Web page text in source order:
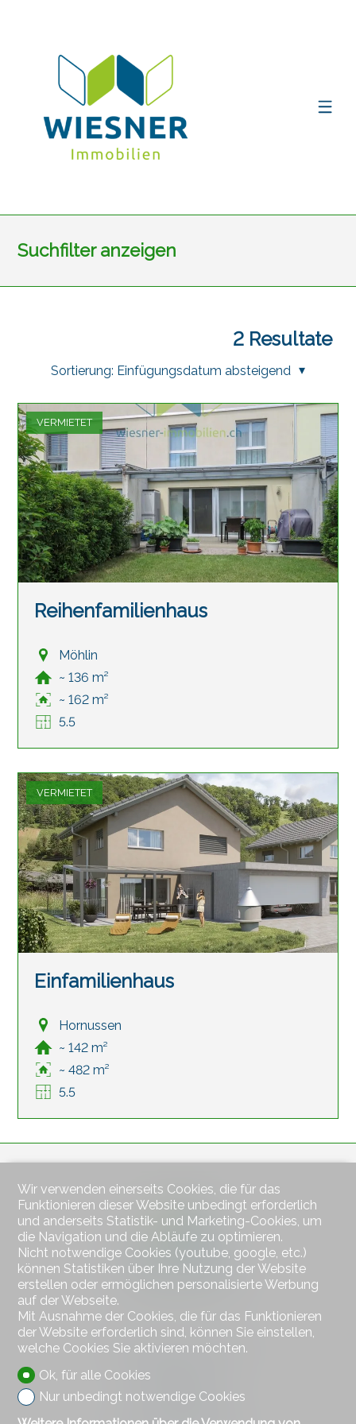
Suchfilter anzeigen
2 Resultate
Sortierung: Einfügungsdatum absteigend
VERMIETET
Reihenfamilienhaus
Möhlin
~ 136 m²
~ 162 m²
5.5
VERMIETET
Einfamilienhaus
Hornussen
~ 142 m²
~ 482 m²
5.5
Kontaktieren Sie uns
Bahnhofstrasse 77
4313 Möhlin
+41 79 578 66 66
Wir verwenden einerseits Cookies, die für das
Funktionieren dieser Website unbedingt erforderlich
und anderseits Statistik- und Marketing-Cookies, um
die Navigation und die Abläufe zu optimieren.
Nicht notwendige Cookies (youtube, google, etc.)
können Statistiken über Ihre Nutzung der Website
erstellen oder ermöglichen personalisierte Werbung
auf der Webseite.
Mit Ausnahme der Cookies, die für das Funktionieren
der Website erforderlich sind, können Sie einstellen,
welche Cookies Sie aktivieren möchten.
Ok, für alle Cookies
Nur unbedingt notwendige Cookies